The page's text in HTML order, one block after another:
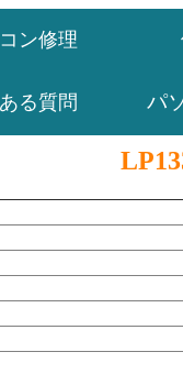
ン修理
る質問 パ